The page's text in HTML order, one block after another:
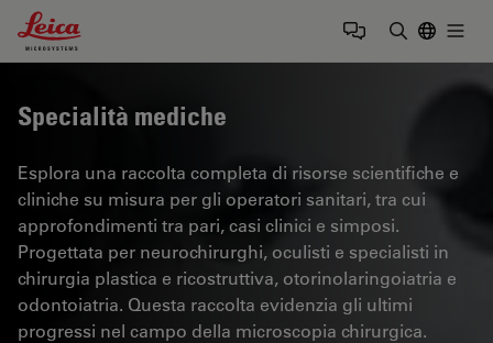
Leica Microsystems Logo
Specialità mediche
Esplora una raccolta completa di risorse scientifiche e
cliniche su misura per gli operatori sanitari, tra cui
approfondimenti tra pari, casi clinici e simposi.
Progettata per neurochirurghi, oculisti e specialisti in
chirurgia plastica e ricostruttiva, otorinolaringoiatria e
odontoiatria. Questa raccolta evidenzia gli ultimi
progressi nel campo della microscopia chirurgica.